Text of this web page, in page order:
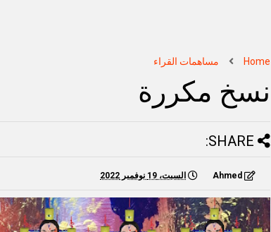
Home مساهمات القراء
نسخ مكررة
SHARE:
Ahmed السبت، 19 نوفمبر 2022